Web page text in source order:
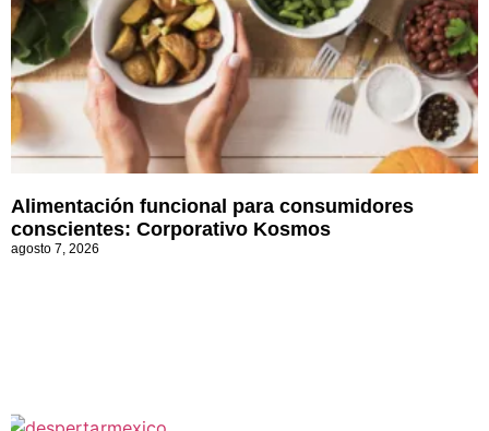
Alimentación funcional para consumidores
conscientes: Corporativo Kosmos
agosto 7, 2026